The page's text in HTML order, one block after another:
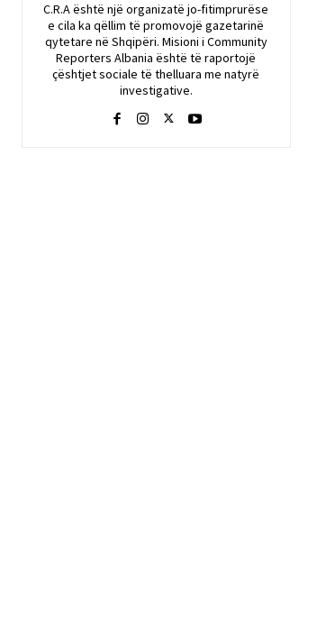
C.R.A është një organizatë jo-fitimprurëse
e cila ka qëllim të promovojë gazetarinë
qytetare në Shqipëri. Misioni i Community
Reporters Albania është të raportojë
çështjet sociale të thelluara me natyrë
investigative.